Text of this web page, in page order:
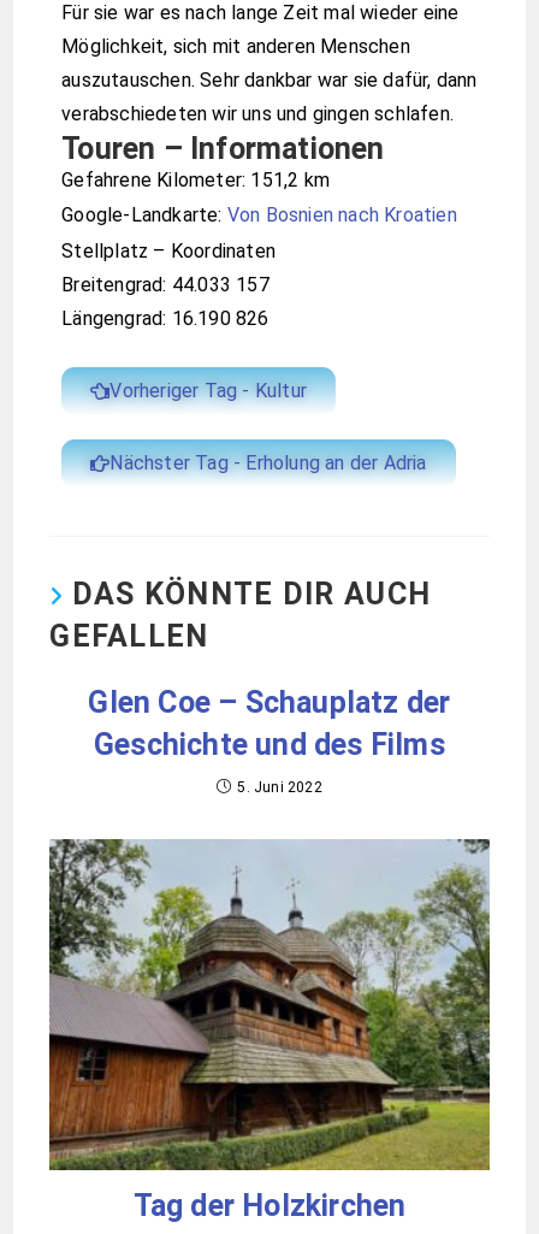
Für sie war es nach lange Zeit mal wieder eine
Möglichkeit, sich mit anderen Menschen
auszutauschen. Sehr dankbar war sie dafür, dann
verabschiedeten wir uns und gingen schlafen.
Touren – Informationen
Gefahrene Kilometer: 151,2 km
Google-Landkarte: Von Bosnien nach Kroatien
Stellplatz – Koordinaten
Breitengrad: 44.033 157
Längengrad: 16.190 826
Vorheriger Tag - Kultur
Nächster Tag - Erholung an der Adria
DAS KÖNNTE DIR AUCH
GEFALLEN
Glen Coe – Schauplatz der
Geschichte und des Films
5. Juni 2022
Tag der Holzkirchen